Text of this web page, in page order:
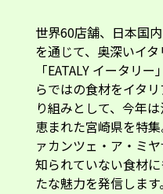
世界60店舗、日本国
を通じて、奥深いイ
「EATALY イータリ
らではの食材をイタ
り組みとして、今年
恵まれた宮崎県を特
ァカンツェ・ア・ミ
知られていない食材
たな魅力を発信します。